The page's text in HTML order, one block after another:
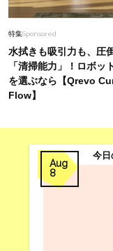
初夏
が“
特集Sponsored
水拭きも吸引力も、圧
「清掃能力」！ロボッ
を選ぶなら【Qrevo
Flow】
Aug
8
今日